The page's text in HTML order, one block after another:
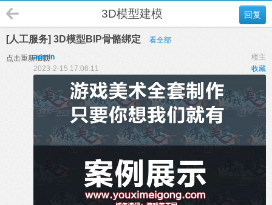
回复
3D模型建模
[人工服务] 3D模型BIP骨骼绑定 看全部
点击重新加载 楼主
admin
收藏
2023-2-15 17:06:11